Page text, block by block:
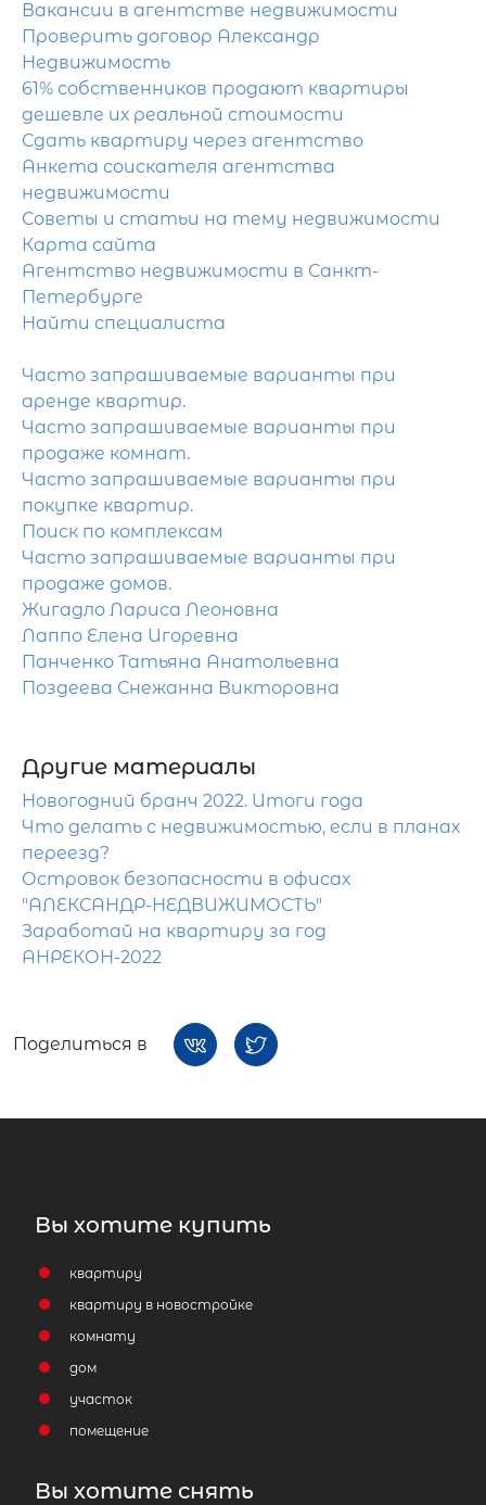
Вакансии в агентстве недвижимости
Проверить договор Александр
Недвижимость
61% собственников продают квартиры
дешевле их реальной стоимости
Сдать квартиру через агентство
Анкета соискателя агентства
недвижимости
Советы и статьи на тему недвижимости
Карта сайта
Агентство недвижимости в Санкт-
Петербурге
Найти специалиста
Часто запрашиваемые варианты при
аренде квартир.
Часто запрашиваемые варианты при
продаже комнат.
Часто запрашиваемые варианты при
покупке квартир.
Поиск по комплексам
Часто запрашиваемые варианты при
продаже домов.
Жигадло Лариса Леоновна
Лаппо Елена Игоревна
Панченко Татьяна Анатольевна
Поздеева Снежанна Викторовна
Другие материалы
Новогодний бранч 2022. Итоги года
Что делать с недвижимостью, если в планах
переезд?
Островок безопасности в офисах
"АЛЕКСАНДР-НЕДВИЖИМОСТЬ"
Заработай на квартиру за год
АНРЕКОН-2022
Поделиться в
Вы хотите купить
квартиру
квартиру в новостройке
комнату
дом
участок
помещение
Вы хотите снять